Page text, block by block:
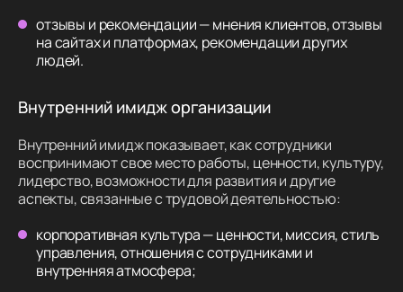
отзывы и рекомендации — мнения клиентов, отзывы
на сайтах и платформах, рекомендации других
людей.
Внутренний имидж организации
Внутренний имидж показывает, как сотрудники
воспринимают свое место работы, ценности, культуру,
лидерство, возможности для развития и другие
аспекты, связанные с трудовой деятельностью:
корпоративная культура — ценности, миссия, стиль
управления, отношения с сотрудниками и
внутренняя атмосфера;